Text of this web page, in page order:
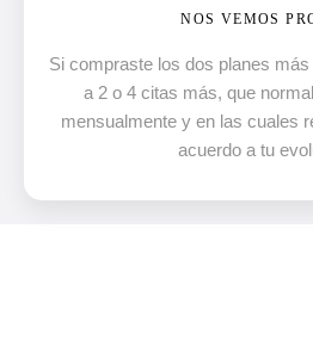
NOS VEMOS
Si compraste los dos planes
a 2 o 4 citas más, que
mensualmente y en las cuales
acuerdo a tu